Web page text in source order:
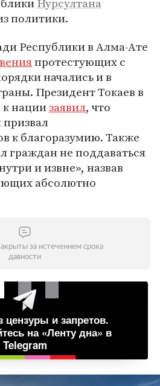
политики.
Республики в Алма-Ате
протестующих с
начались и в
Президент Токаев в
нациизаявил, что
призвал
к благоразумию. Также
граждан не поддаваться
и извне», назвав
абсолютно
за истечением срока
давности
цензуры и запретов.
на «Ленту дна» в
Telegram